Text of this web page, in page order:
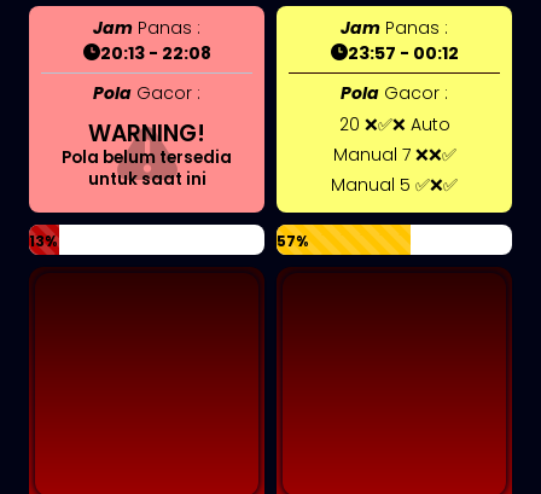
Jam Panas :
20:13 - 22:08
Pola Gacor :
WARNING!
Pola belum tersedia
untuk saat ini
13%
Jam Panas :
23:57 - 00:12
Pola Gacor :
20 ❌✅❌ Auto
Manual 7 ❌❌✅
Manual 5 ✅❌✅
57%